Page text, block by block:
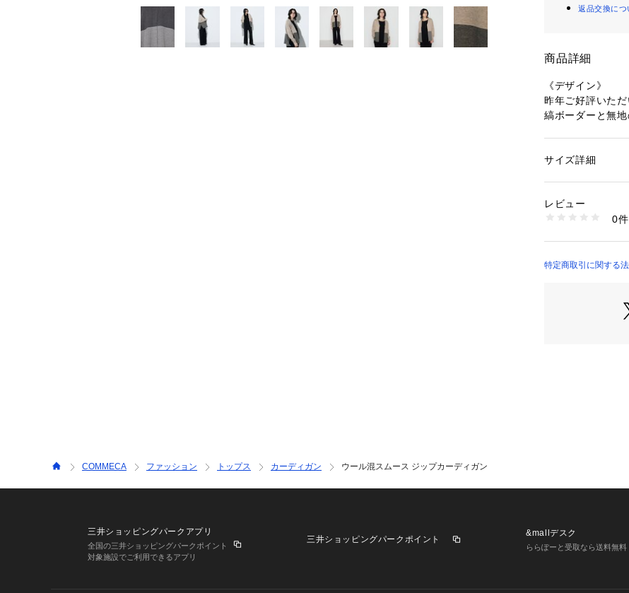
返品交換につ
商品詳細
《デザイン》
昨年ご好評いた
縞ボーダーと無
細かいボーダー
が滑らかで高密
着丈に前後差を
深いVネックは見
セミ梳毛紡績で
性別：レディース
商品番号：
15-59IM16-205 （
サイズ詳細
レビュー
0件
特定商取引に関する
COMMECA ファッション トップス カーディガン ウール混スムース ジップカーディガン
三井ショッピングパークアプリ
全国の三井ショッピングパークポイント
対象施設でご利用できるアプリ
三井ショッピングパークポイント
&mallデスク
ららぽーと受取なら送料無料